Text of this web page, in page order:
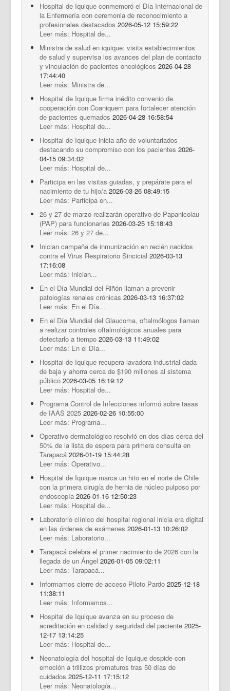
Hospital de Iquique conmemoró el Día Internacional de
la Enfermería con ceremonia de reconocimiento a
profesionales destacados 2026-05-12 15:59:22
Leer más: Hospital de...
Ministra de salud en iquique: visita establecimientos
de salud y supervisa los avances del plan de contacto
y vinculación de pacientes oncológicos 2026-04-28
17:44:40
Leer más: Ministra de...
Hospital de Iquique firma inédito convenio de
cooperación con Coaniquem para fortalecer atención
de pacientes quemados 2026-04-28 16:58:54
Leer más: Hospital de...
Hospital de Iquique inicia año de voluntariados
destacando su compromiso con los pacientes 2026-
04-15 09:34:02
Leer más: Hospital de...
Participa en las visitas guiadas, y prepárate para el
nacimiento de tu hijo/a 2026-03-26 08:49:15
Leer más: Participa en...
26 y 27 de marzo realizarán operativo de Papanicolau
(PAP) para funcionarias 2026-03-25 15:18:43
Leer más: 26 y 27 de...
Inician campaña de inmunización en recién nacidos
contra el Virus Respiratorio Sincicial 2026-03-13
17:16:08
Leer más: Inician...
En el Día Mundial del Riñón llaman a prevenir
patologías renales crónicas 2026-03-13 16:37:02
Leer más: En el Día...
En el Día Mundial del Glaucoma, oftalmólogos llaman
a realizar controles oftalmológicos anuales para
detectarlo a tiempo 2026-03-13 11:49:02
Leer más: En el Día...
Hospital de Iquique recupera lavadora industrial dada
de baja y ahorra cerca de $190 millones al sistema
público 2026-03-05 16:19:12
Leer más: Hospital de...
Programa Control de Infecciones informó sobre tasas
de IAAS 2025 2026-02-26 10:55:00
Leer más: Programa...
Operativo dermatológico resolvió en dos días cerca del
50% de la lista de espera para primera consulta en
Tarapacá 2026-01-19 15:44:28
Leer más: Operativo...
Hospital de Iquique marca un hito en el norte de Chile
con la primera cirugía de hernia de núcleo pulposo por
endoscopía 2026-01-16 12:50:23
Leer más: Hospital de...
Laboratorio clínico del hospital regional inicia era digital
en las órdenes de exámenes 2026-01-13 10:26:02
Leer más: Laboratorio...
Tarapacá celebra el primer nacimiento de 2026 con la
llegada de un Ángel 2026-01-05 09:02:11
Leer más: Tarapacá...
Informamos cierre de acceso Piloto Pardo 2025-12-18
11:38:11
Leer más: Informamos...
Hospital de Iquique avanza en su proceso de
acreditación en calidad y seguridad del paciente 2025-
12-17 13:14:25
Leer más: Hospital de...
Neonatología del hospital de Iquique despide con
emoción a trillizos prematuros tras 50 días de
cuidados 2025-12-11 17:15:12
Leer más: Neonatología...